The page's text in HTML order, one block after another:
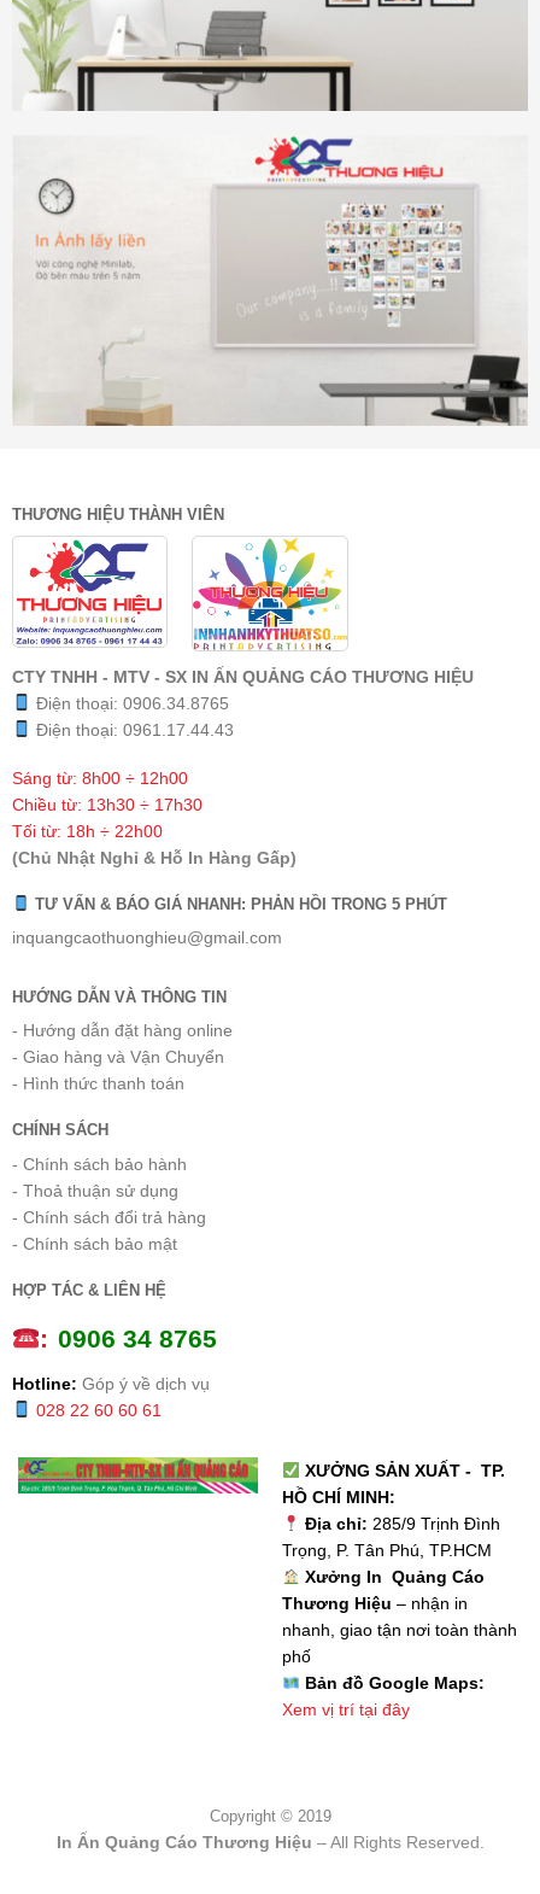
THƯƠNG HIỆU THÀNH VIÊN
CTY TNHH - MTV - SX IN ẤN QUẢNG CÁO THƯƠNG HIỆU
Điện thoại: 0906.34.8765
Điện thoại: 0961.17.44.43
Sáng từ: 8h00 ÷ 12h00
Chiều từ: 13h30 ÷ 17h30
Tối từ: 18h ÷ 22h00
(Chủ Nhật Nghỉ & Hỗ In Hàng Gấp)
TƯ VẤN & BÁO GIÁ NHANH: PHẢN HỒI TRONG 5 PHÚT
inquangcaothuonghieu@gmail.com
HƯỚNG DẪN VÀ THÔNG TIN
- Hướng dẫn đặt hàng online
- Giao hàng và Vận Chuyển
- Hình thức thanh toán
CHÍNH SÁCH
- Chính sách bảo hành
- Thoả thuận sử dụng
- Chính sách đổi trả hàng
- Chính sách bảo mật
HỢP TÁC & LIÊN HỆ
: 0906 34 8765
Hotline: Góp ý về dịch vụ
028 22 60 60 61
XƯỞNG SẢN XUẤT - TP.
HỒ CHÍ MINH:
Địa chỉ: 285/9 Trịnh Đình
Trọng, P. Tân Phú, TP.HCM
Xưởng In Quảng Cáo
Thương Hiệu – nhận in
nhanh, giao tận nơi toàn thành
phố
Bản đồ Google Maps:
Xem vị trí tại đây
Copyright © 2019
In Ấn Quảng Cáo Thương Hiệu – All Rights Reserved.